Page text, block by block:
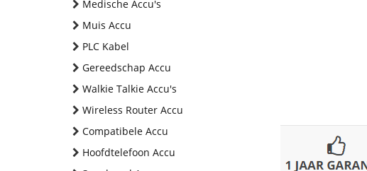
Medische Accu's
Muis Accu
PLC Kabel
Gereedschap Accu
Walkie Talkie Accu's
Wireless Router Accu
Compatibele Accu
Hoofdtelefoon Accu